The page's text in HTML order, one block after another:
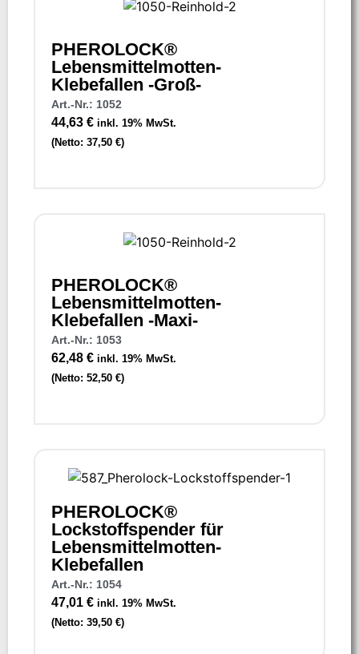
PHEROLOCK®
Lebensmittelmotten-
Klebefallen -Groß-
Art.-Nr.: 1052
44,63 € inkl. 19% MwSt.
(Netto: 37,50 €)
PHEROLOCK®
Lebensmittelmotten-
Klebefallen -Maxi-
Art.-Nr.: 1053
62,48 € inkl. 19% MwSt.
(Netto: 52,50 €)
PHEROLOCK®
Lockstoffspender für
Lebensmittelmotten-
Klebefallen
Art.-Nr.: 1054
47,01 € inkl. 19% MwSt.
(Netto: 39,50 €)